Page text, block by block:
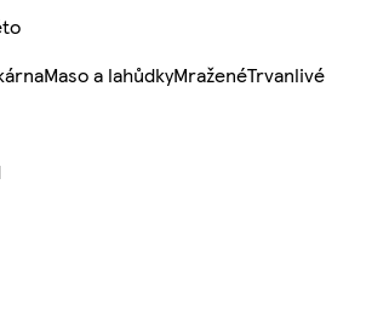
Maso a lahůdkyMraženéTrvanlivé